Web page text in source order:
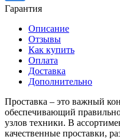
Гарантия
Описание
Отзывы
Как купить
Оплата
Доставка
Дополнительно
Проставка – это важный
обеспечивающий
узлов техники. В
качественные проставки,